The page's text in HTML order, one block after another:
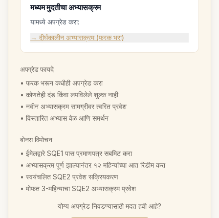
मध्यम मुदतीचा अभ्यासक्रम
यामध्ये अपग्रेड करा:
→ दीर्घकालीन अभ्यासक्रम (फरक भरा)
अपग्रेड फायदे
• फरक भरून कधीही अपग्रेड करा
• कोणतेही दंड किंवा लपविलेले शुल्क नाही
• नवीन अभ्यासक्रम सामग्रीवर त्वरित प्रवेश
• विस्तारित अभ्यास वेळ आणि समर्थन
बोनस विमोचन
• ईमेलद्वारे SQE1 पास प्रमाणपत्र सबमिट करा
• अभ्यासक्रम पूर्ण झाल्यानंतर १२ महिन्यांच्या आत रिडीम करा
• स्वयंचलित SQE2 प्रवेश सक्रियकरण
• मोफत 3-महिन्याचा SQE2 अभ्यासक्रम प्रवेश
योग्य अपग्रेड निवडण्यासाठी मदत हवी आहे?